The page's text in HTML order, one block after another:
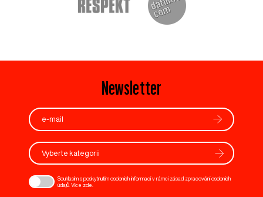
Newsletter
Vyberte kategorii
Souhlasím s poskytnutím osobních informací v rámci zásad zpracování osobních
údajů. Více zde